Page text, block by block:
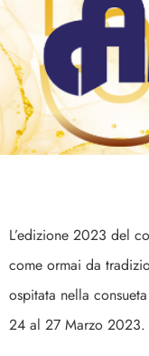
L’edizione 2023 del
come ormai da
ospitata nella
24 al 27 Marzo 2023.